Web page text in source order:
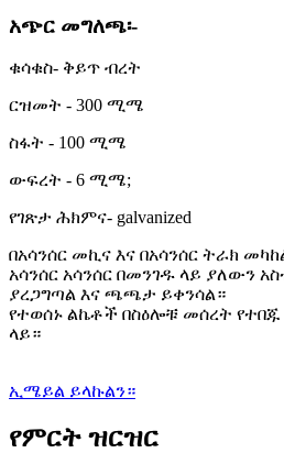
አጭር መግለጫ፡-
ቁሳቁስ- ቅይጥ ብረት
ርዝመት - 300 ሚሜ
ስፋት - 100 ሚሜ
ውፍረት - 6 ሚሜ;
የገጽታ ሕክምና- galvanized
በአሳንሰር መኪና እና በአሳንሰር ትራክ
አሳንሰር አሳንሰር በመንገዱ ላይ ያለውን
ያረጋግጣል እና ጫጫታ ይቀንሳል።
የተወሰኑ ልኬቶች በስዕሎቹ መሰረት
ላይ።
ኢሜይል ይላኩልን።
የምርት ዝርዝር